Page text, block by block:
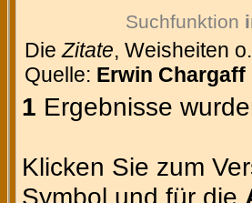
Suchfunktion
DieZitate, Weisheiten
Quelle: Erwin Chargaff
1 Ergebnisse
Klicken Sie zum
Symbol und für die